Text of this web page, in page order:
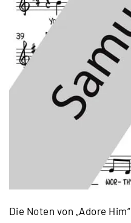
Die Noten von „Adore Him“